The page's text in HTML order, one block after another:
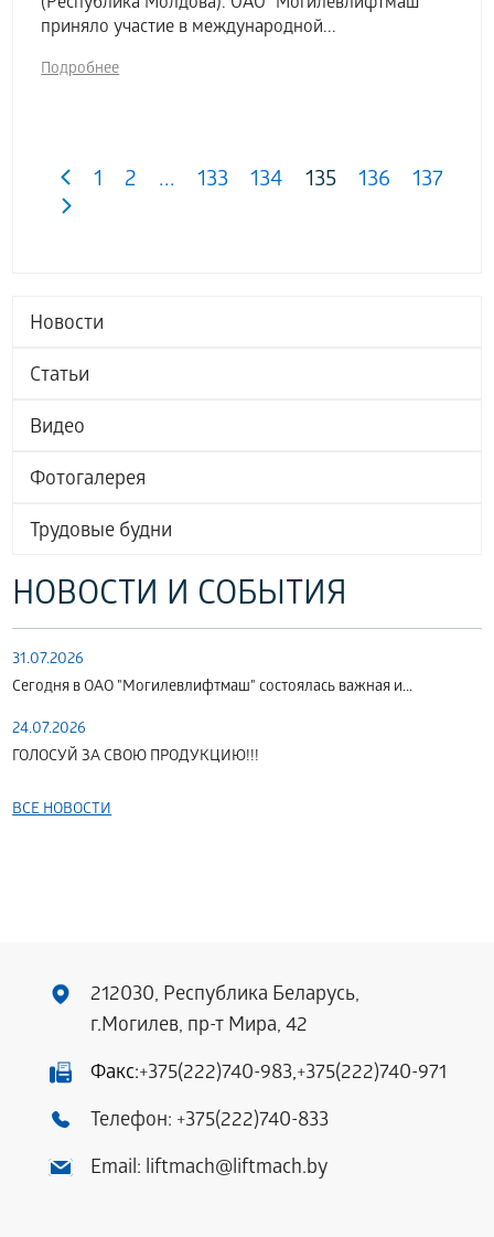
Новости
Статьи
Видео
Фотогалерея
Трудовые будни
НОВОСТИ И СОБЫТИЯ
31.07.2026
Сегодня в ОАО "Могилевлифтмаш" состоялась важная и...
24.07.2026
ГОЛОСУЙ ЗА СВОЮ ПРОДУКЦИЮ!!!
ВСЕ НОВОСТИ
приняло участие в международной...
Подробнее
1 2 ... 133 134 135 136 137
212030, Республика Беларусь,
г.Могилев, пр-т Мира, 42
Факс:+375(222)740-983,+375(222)740-971
Телефон: +375(222)740-833
Email: liftmach@liftmach.by